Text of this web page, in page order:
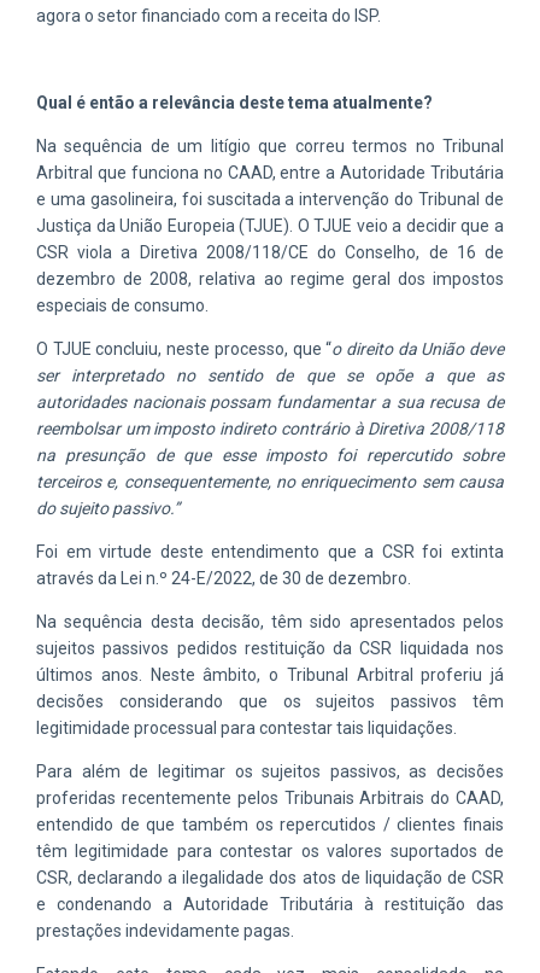
agora o setor financiado com a receita do ISP.
Qual é então a relevância deste tema atualmente?
Na sequência de um litígio que correu termos no Tribunal
Arbitral que funciona no CAAD, entre a Autoridade Tributária
e uma gasolineira, foi suscitada a intervenção do Tribunal de
Justiça da União Europeia (TJUE). O TJUE veio a decidir que a
CSR viola a Diretiva 2008/118/CE do Conselho, de 16 de
dezembro de 2008, relativa ao regime geral dos impostos
especiais de consumo.
O TJUE concluiu, neste processo, que “o direito da União deve
ser interpretado no sentido de que se opõe a que as
autoridades nacionais possam fundamentar a sua recusa de
reembolsar um imposto indireto contrário à Diretiva 2008/118
na presunção de que esse imposto foi repercutido sobre
terceiros e, consequentemente, no enriquecimento sem causa
do sujeito passivo.”
Foi em virtude deste entendimento que a CSR foi extinta
através da Lei n.º 24-E/2022, de 30 de dezembro.
Na sequência desta decisão, têm sido apresentados pelos
sujeitos passivos pedidos restituição da CSR liquidada nos
últimos anos. Neste âmbito, o Tribunal Arbitral proferiu já
decisões considerando que os sujeitos passivos têm
legitimidade processual para contestar tais liquidações.
Para além de legitimar os sujeitos passivos, as decisões
proferidas recentemente pelos Tribunais Arbitrais do CAAD,
entendido de que também os repercutidos / clientes finais
têm legitimidade para contestar os valores suportados de
CSR, declarando a ilegalidade dos atos de liquidação de CSR
e condenando a Autoridade Tributária à restituição das
prestações indevidamente pagas.